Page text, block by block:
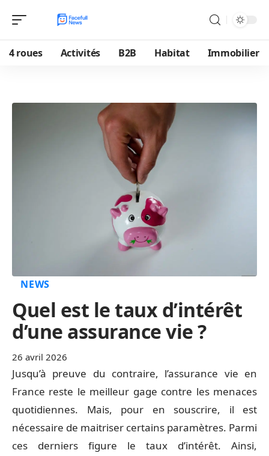
4 roues Activités B2B Habitat Immobilier
NEWS
Quel est le taux d’intérêt
d’une assurance vie ?
26 avril 2026
Jusqu’à preuve du contraire, l’assurance vie en
France reste le meilleur gage contre les menaces
quotidiennes. Mais, pour en souscrire, il est
nécessaire de maitriser certains paramètres. Parmi
ces derniers figure le taux d’intérêt. Ainsi,